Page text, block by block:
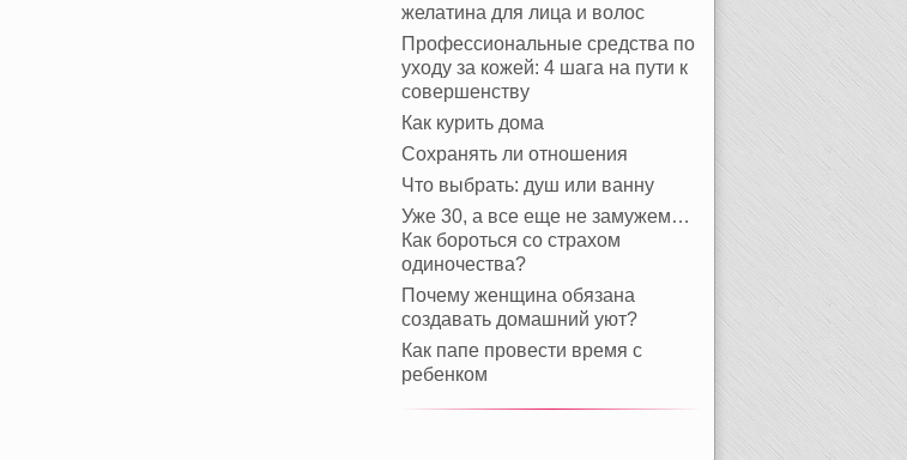
желатина для лица и волос
Профессиональные средства по
уходу за кожей: 4 шага на пути к
совершенству
Как курить дома
Сохранять ли отношения
Что выбрать: душ или ванну
Уже 30, а все еще не замужем…
Как бороться со страхом
одиночества?
Почему женщина обязана
создавать домашний уют?
Как папе провести время с
ребенком